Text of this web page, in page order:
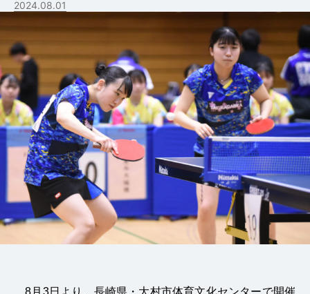
2024.08.01
8月3日より、長崎県・大村市体育文化センターで開催